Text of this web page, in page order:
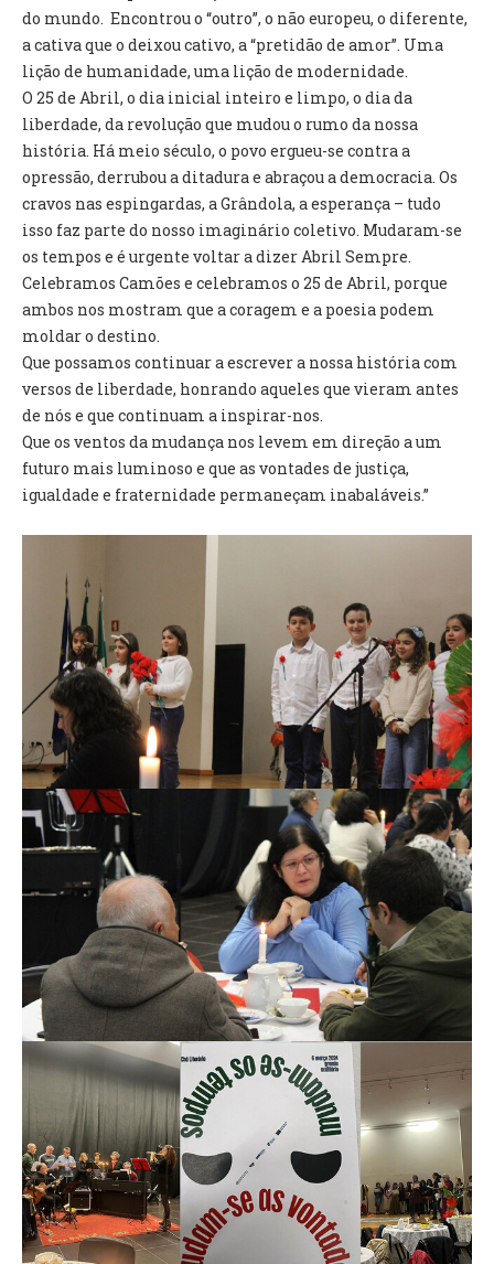
RELATÓRIO E CONTAS
INVENTÁRIO
RECRUTAMENTO PESSOAL
CÓDIGO DE CONDUTA
ORÇAMENTO COLABORATIVO
FUNDO DE APOIO AO ASSOCIATIVISMO
SUBVENÇÕES PÚBLICAS
SERVIÇOS
GERAIS
SECRETARIA
CANÍDEOS
CEMITÉRIO
RECENSEAMENTO ELEITORAL
ATESTADOS
VENDA AMBULANTE
O GABINETE
APOIO AOS DESEMPREGADOS
APOIO ÀS EMPRESAS
OFERTAS DE EMPREGO
CONTACTO E HORÁRIO GIP
CONTACTOS
do mundo. Encontrou o “outro”, o não europeu, o diferente,
a cativa que o deixou cativo, a “pretidão de amor”. Uma
lição de humanidade, uma lição de modernidade.
O 25 de Abril, o dia inicial inteiro e limpo, o dia da
liberdade, da revolução que mudou o rumo da nossa
história. Há meio século, o povo ergueu-se contra a
opressão, derrubou a ditadura e abraçou a democracia. Os
cravos nas espingardas, a Grândola, a esperança – tudo
isso faz parte do nosso imaginário coletivo. Mudaram-se
os tempos e é urgente voltar a dizer Abril Sempre.
Celebramos Camões e celebramos o 25 de Abril, porque
ambos nos mostram que a coragem e a poesia podem
moldar o destino.
Que possamos continuar a escrever a nossa história com
versos de liberdade, honrando aqueles que vieram antes
de nós e que continuam a inspirar-nos.
Que os ventos da mudança nos levem em direção a um
futuro mais luminoso e que as vontades de justiça,
igualdade e fraternidade permaneçam inabaláveis.”